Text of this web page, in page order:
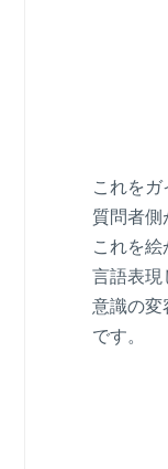
これをガ
質問者側
これを
言語表現
意識の変
です。